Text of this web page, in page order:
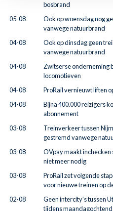
bosbrand
05-08
Ook op woensdag nog
vanwege natuurbrand
04-08
Ook op dinsdag geen
vanwege natuurbrand
04-08
Zwitserse onderneming
locomotieven
04-08
ProRail vernieuwt liften
04-08
Bijna 400.000 reizigers
abonnement
03-08
Treinverkeer tussen
gestremd vanwege
03-08
OVpay maakt
niet meer nodig
03-08
ProRail zet volgende
voor nieuwe treinen op
02-08
Geen intercity's tussen
tijdens